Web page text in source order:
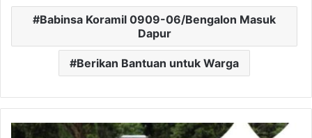
Babinsa Koramil 0909-06/Bengalon Masuk
Dapur
Berikan Bantuan untuk Warga